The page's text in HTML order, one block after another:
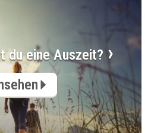
du eine Auszeit?